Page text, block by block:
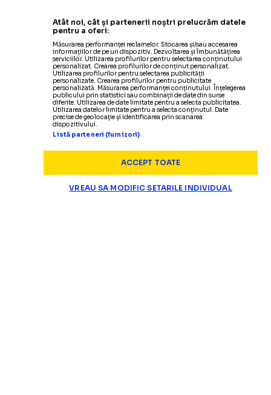
Atât noi, cât și partenerii noștri prelucrăm datele
pentru a oferi:
Măsurarea performanței reclamelor. Stocarea și/sau accesarea
informațiilor de pe un dispozitiv. Dezvoltarea și îmbunătățirea
serviciilor. Utilizarea profilurilor pentru selectarea conținutului
personalizat. Crearea profilurilor de conținut personalizat.
Utilizarea profilurilor pentru selectarea publicității
personalizate. Crearea profilurilor pentru publicitate
personalizată. Măsurarea performanței conținutului. Înțelegerea
publicului prin statistici sau combinații de date din surse
diferite. Utilizarea de date limitate pentru a selecta publicitatea.
Utilizarea datelor limitate pentru a selecta conținutul. Date
precise de geolocație și identificarea prin scanarea
dispozitivului.
Listă parteneri (furnizori)
ACCEPT TOATE
VREAU SA MODIFIC SETARILE INDIVIDUAL